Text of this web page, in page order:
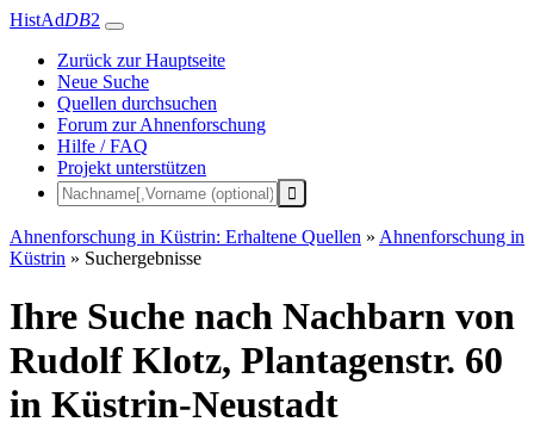
HistAdDB2
Zurück zur Hauptseite
Neue Suche
Quellen durchsuchen
Forum zur Ahnenforschung
Hilfe / FAQ
Projekt unterstützen
Ahnenforschung in Küstrin: Erhaltene Quellen » Ahnenforschung in
Küstrin » Suchergebnisse
Ihre Suche nach Nachbarn von
Rudolf Klotz, Plantagenstr. 60
in Küstrin-Neustadt